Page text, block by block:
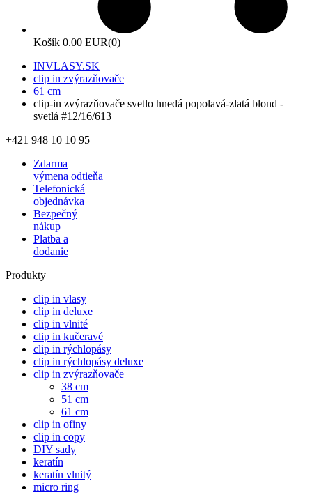
Košík 0.00 EUR(0)
INVLASY.SK
clip in zvýrazňovače
61 cm
clip-in zvýrazňovače svetlo hnedá popolavá-zlatá blond -
svetlá #12/16/613
+421 948 10 10 95
Zdarma
výmena odtieňa
Telefonická
objednávka
Bezpečný
nákup
Platba a
dodanie
Produkty
clip in vlasy
clip in deluxe
clip in vlnité
clip in kučeravé
clip in rýchlopásy
clip in rýchlopásy deluxe
clip in zvýrazňovače
38 cm
51 cm
61 cm
clip in ofiny
clip in copy
DIY sady
keratín
keratín vlnitý
micro ring